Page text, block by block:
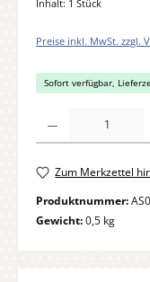
Inhalt: 1 Stück
Preise inkl. MwSt. zzgl.
Sofort verfügbar,
Zum Merkzettel
Produktnummer:
Gewicht:0,5 kg